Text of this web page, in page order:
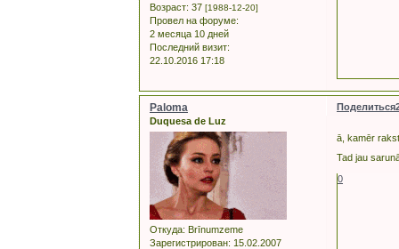
Возраст: 37 [1988-12-20]
Провел на форуме:
2 месяца 10 дней
Последний визит:
22.10.2016 17:18
Поделиться
Paloma
Duquesa de Luz
Откуда: Brīnumzeme
Зарегистрирован: 15.02.2007
ā, kamēr
Tad jau
0